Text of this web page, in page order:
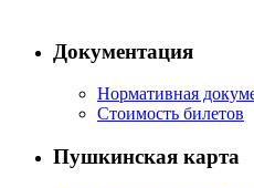
Документация
Нормативная
Стоимость билетов
Пушкинская карта